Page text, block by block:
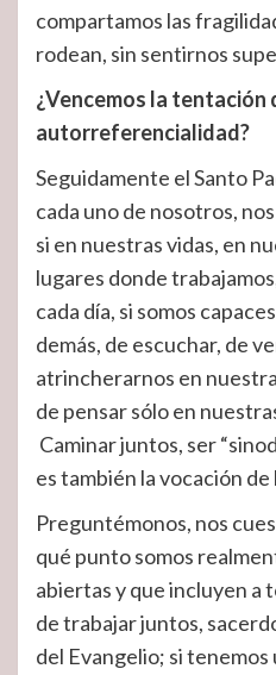
compartamos las
rodean, sin sentirnos
¿Vencemos la tentación
autorreferencialidad?
Seguidamente el Santo
cada uno de nosotros,
si en nuestras vidas, en
lugares donde
cada día, si somos
demás, de escuchar, de
atrincherarnos en
de pensar sólo en
Caminar juntos, ser
es también la vocación de
Preguntémonos, nos
qué punto somos
abiertas y que incluyen a
de trabajar juntos,
del Evangelio; si